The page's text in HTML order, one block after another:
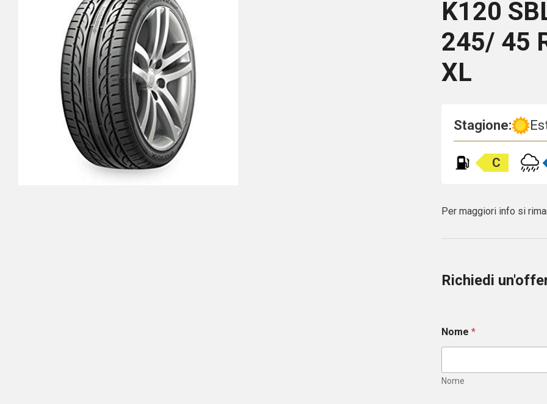
K120
245/ 45
XL
Stagione:
C
Per maggiori info si
Richiedi
Nome*
Nome